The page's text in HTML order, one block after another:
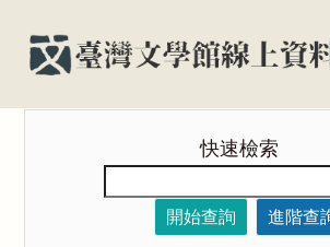
快速檢索
開始查詢
進階查